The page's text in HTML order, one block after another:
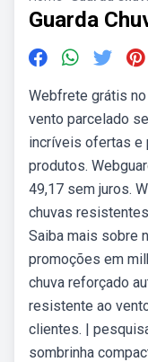
Guarda
Webfrete grátis
vento parcelado
incríveis ofertas e
produtos.
49,17 sem juros.
chuvas
Saiba mais sobre
promoções em
chuva reforçado
resistente ao
clientes. |
sombrinha